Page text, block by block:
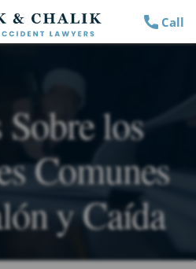
Call
los
Comunes
y Caída